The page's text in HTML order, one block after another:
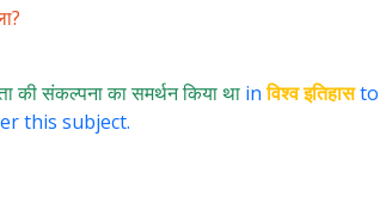
की संकल्पना का समर्थन किया था inविश्व इतिहासto
this subject.